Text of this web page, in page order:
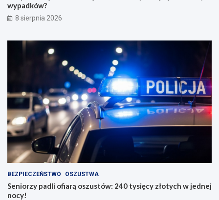
wypadków?
8 sierpnia 2026
BEZPIECZEŃSTWO OSZUSTWA
Seniorzy padli ofiarą oszustów: 240 tysięcy złotych w jednej
nocy!